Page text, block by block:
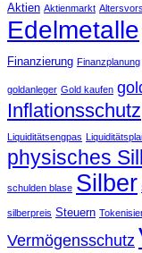
Aktien Aktienmarkt
Edelmetalle
Finanzierung Finanzplanung
goldanleger Gold kaufen
Inflationsschutz
Liquiditätsengpas
physisches
schulden blase Silber
silberpreis Steuern
Vermögensschutz